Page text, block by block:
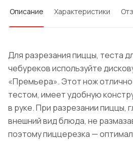
Описание Характеристики
Для разрезания пиццы, теста
чебуреков используйте
«Премьера». Этот нож
тестом, имеет удобную
в руке. При разрезании пиццы,
внешний вид блюда, не
поэтому пиццерезка —